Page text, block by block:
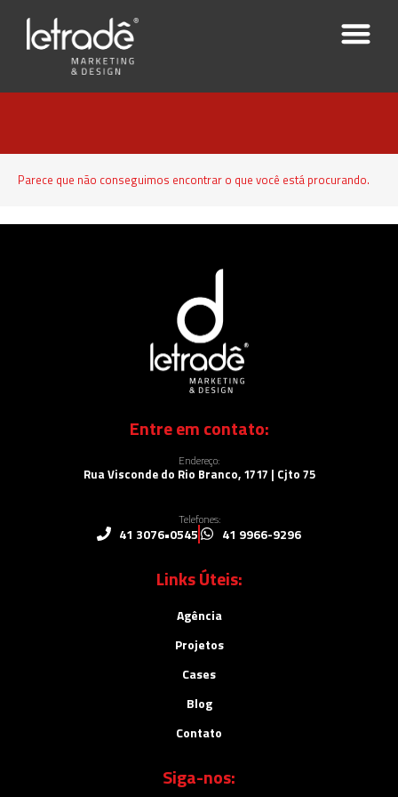
Parece que não conseguimos encontrar o que você está procurando.
Entre em contato:
Endereço:
Rua Visconde do Rio Branco, 1717 | Cjto 75
Telefones:
41 3076•0545 41 9966-9296
Links Úteis:
Agência
Projetos
Cases
Blog
Contato
Siga-nos: